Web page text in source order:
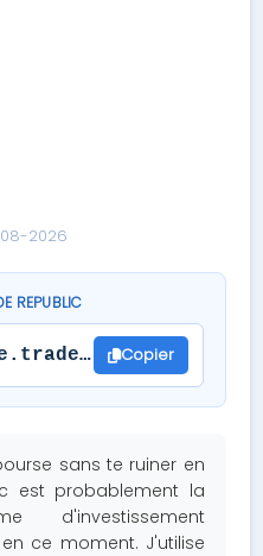
2026
REPUBLIC
1tjwh5fm
Copier
sans te ruiner en
est probablement la
d'investissement
ce moment. J'utilise